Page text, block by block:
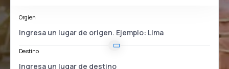
Orgien
Destino